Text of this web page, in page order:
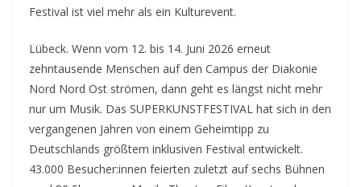
Festival ist viel mehr als ein Kulturevent.
Lübeck. Wenn vom 12. bis 14. Juni 2026 erneut
zehntausende Menschen auf den Campus der Diakonie
Nord Nord Ost strömen, dann geht es längst nicht mehr
nur um Musik. Das SUPERKUNSTFESTIVAL hat sich in den
vergangenen Jahren von einem Geheimtipp zu
Deutschlands größtem inklusiven Festival entwickelt.
43.000 Besucher:innen feierten zuletzt auf sechs Bühnen